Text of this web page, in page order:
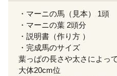
・マーニの馬（見本） 1頭
・マーニの葉 2頭分
・説明書（作り方 ）
・完成馬のサイズ
葉っぱの長さや太さによっ
大体20cm位